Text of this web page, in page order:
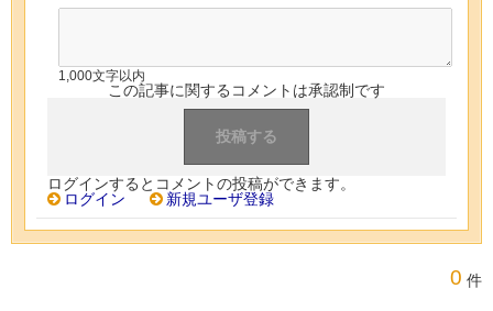
1,000文字以内
この記事に関するコメントは承認制です
ログインするとコメントの投稿ができます。
ログイン
新規ユーザ登録
0 件